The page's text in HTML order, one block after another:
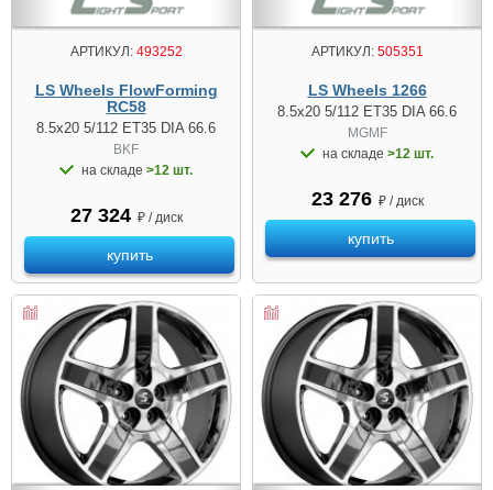
АРТИКУЛ:493252
LS Wheels FlowForming
RC58
8.5x20 5/112 ET35 DIA 66.6
BKF
на складе >12 шт.
27 324 ₽ / диск
купить
АРТИКУЛ:505351
LS Wheels 1266
8.5x20 5/112 ET35 DIA 66.6
MGMF
на складе >12 шт.
23 276 ₽ / диск
купить